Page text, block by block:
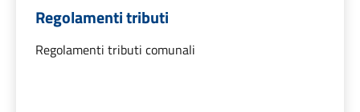
Regolamenti tributi
Regolamenti tributi comunali